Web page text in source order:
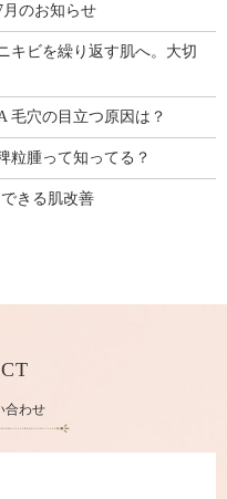
のお知らせ
キビを繰り返す肌へ。大切
穴の目立つ原因は？
粒腫って知ってる？
きる肌改善
合わせ